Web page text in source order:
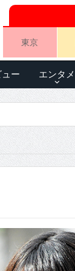
東京
ー エンタメ